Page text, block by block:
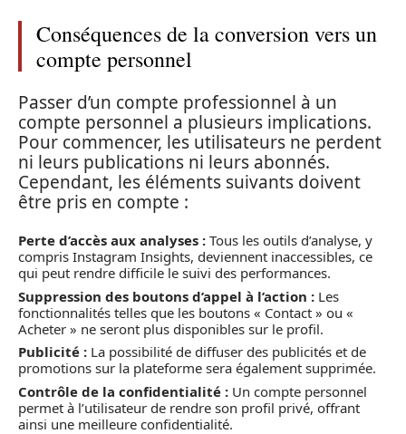
Conséquences de la conversion vers un
compte personnel
Passer d’un compte professionnel à un
compte personnel a plusieurs implications.
Pour commencer, les utilisateurs ne perdent
ni leurs publications ni leurs abonnés.
Cependant, les éléments suivants doivent
être pris en compte :
Perte d’accès aux analyses : Tous les outils d’analyse, y
compris Instagram Insights, deviennent inaccessibles, ce
qui peut rendre difficile le suivi des performances.
Suppression des boutons d’appel à l’action : Les
fonctionnalités telles que les boutons « Contact » ou «
Acheter » ne seront plus disponibles sur le profil.
Publicité : La possibilité de diffuser des publicités et de
promotions sur la plateforme sera également supprimée.
Contrôle de la confidentialité : Un compte personnel
permet à l’utilisateur de rendre son profil privé, offrant
ainsi une meilleure confidentialité.